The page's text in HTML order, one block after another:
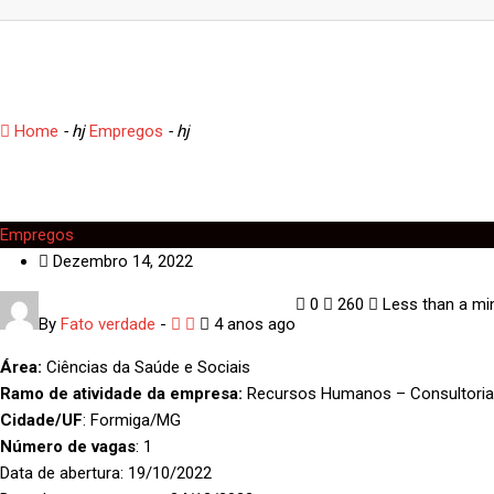
Home - hjEmpregos - hjNutricionista
Empregos
Dezembro 14, 2022
By Fato verdade - 4 anos ago
0 260 Less than a
Área: Ciências da Saúde e Sociais
Ramo de atividade da empresa: Recursos Humanos –
Cidade/UF: Formiga/MG
Número de vagas: 1
Data de abertura: 19/10/2022